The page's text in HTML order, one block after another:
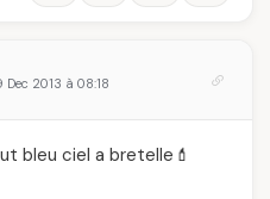
Dec 2013 à 08:18
bleu ciel a bretelle💄